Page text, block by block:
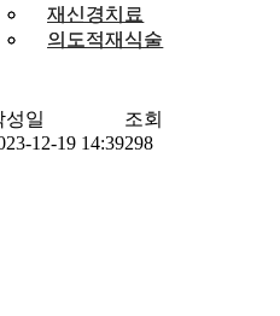
재신경치료
의도적재식술
재신경치료
의도적재식술
성일
12-19 14:39
조회
298